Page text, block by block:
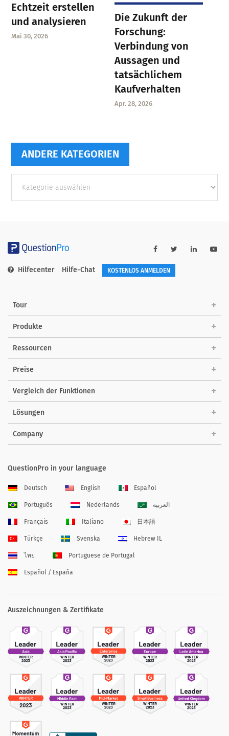
Echtzeit erstellen
und analysieren
Mai 30, 2026
Die Zukunft der
Forschung:
Verbindung von
Aussagen und
tatsächlichem
Kaufverhalten
Apr. 28, 2026
ANDERE KATEGORIEN
Kategorien
Hilfecenter Hilfe-Chat KOSTENLOS ANMELDEN
Tour
Produkte
Ressourcen
Preise
Vergleich der Funktionen
Lösungen
Company
QuestionPro in your language
Deutsch English Español
Português Nederlands العربية
Français Italiano 日本語
Türkçe Svenska Hebrew IL
ไทย Portuguese de Portugal
Español / España
Auszeichnungen & Zertifikate